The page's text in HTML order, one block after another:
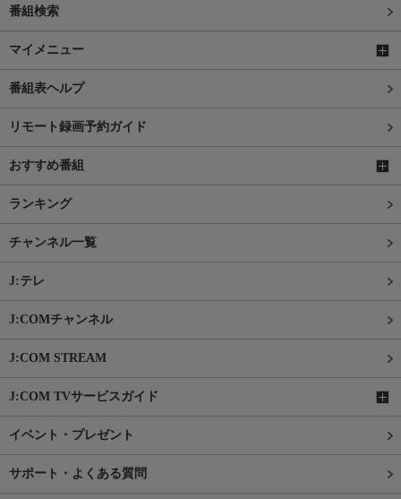
番組検索
マイメニュー
番組表ヘルプ
リモート録画予約ガイド
おすすめ番組
ランキング
チャンネル一覧
J:テレ
J:COMチャンネル
J:COM STREAM
J:COM TVサービスガイド
イベント・プレゼント
サポート・よくある質問